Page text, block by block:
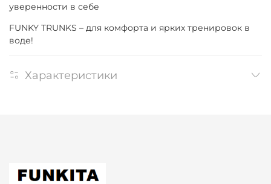
уверенности в себе
FUNKY TRUNKS – для комфорта и ярких тренировок в
воде!
Характеристики